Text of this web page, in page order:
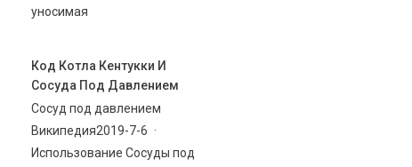
уносимая
Код Котла Кентукки И
Сосуда Под Давлением
Сосуд под давлением
Википедия2019-7-6 ·
Использование Сосуды под